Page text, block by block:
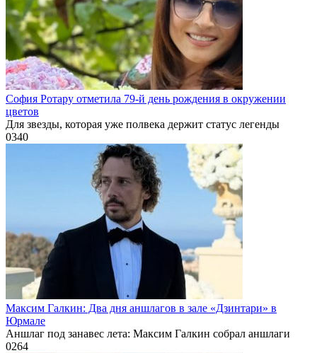
София Ротару отметила 79-й день рождения в окружении
цветов
Для звезды, которая уже полвека держит статус легенды
0340
Максим Галкин: Два дня аншлагов в зале «Дзинтари» в
Юрмале
Аншлаг под занавес лета: Максим Галкин собрал аншлаги
0264